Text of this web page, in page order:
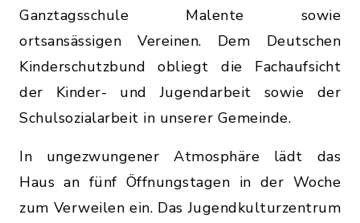
Ganztagsschule Malente sowie
ortsansässigen Vereinen. Dem Deutschen
Kinderschutzbund obliegt die Fachaufsicht
der Kinder- und Jugendarbeit sowie der
Schulsozialarbeit in unserer Gemeinde.
In ungezwungener Atmosphäre lädt das
Haus an fünf Öffnungstagen in der Woche
zum Verweilen ein. Das Jugendkulturzentrum